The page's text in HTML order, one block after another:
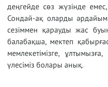
деңгейде сөз жүзінде
Сондай-ақ оларды әрдайым
сезіммен қарауды жас
балабақша, мектеп
мемлекетімізге,
үлесіміз болары анық.